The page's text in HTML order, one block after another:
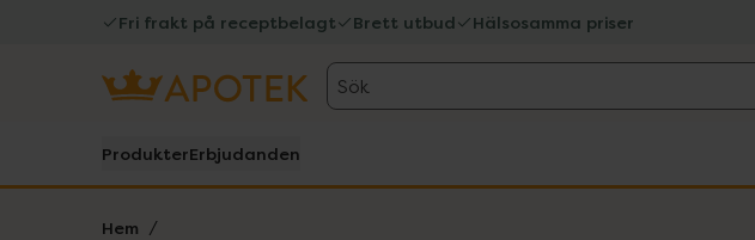
Fri frakt på receptbelagt Brett utbud Hälsosamma priser
Sök
ProdukterErbjudanden
Hem